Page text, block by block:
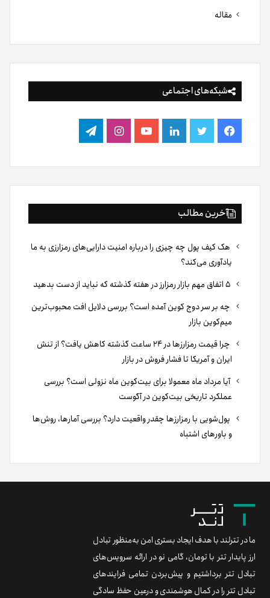
مقاله
شبکه‌های اجتماعی
فیس
بوک
توییتر لینکدینیوتیوباینستاگرام
تلگرام
آخرین مطالب
هک کیف پول چه چیزی را درباره امنیت دارایی‌های رمزارزی به ما
یادآوری می‌کند؟
چه بر سر دوج کوین آمده است؟ بررسی دلایل افت محبوب‌ترین
میم‌کوین بازار
چرا قیمت رمزارزها در ۲۴ ساعت گذشته کاهش یافت؟ از تنش
ایران و آمریکا تا فشار فروش در بازار
آیا مرداد ماه معمولا برای بیت‌کوین ماه نزولی است؟ بررسی
عملکرد تاریخی بیت‌کوین در آگوست
پول‌شویی با رمزارزها چقدر واقعیت دارد؟ بررسی آمارها، روش‌ها
و باورهای اشتباه
ما در تترلند با هدف ایجاد بستری امن به‌منظور تبادل
ارز پایدار تتر با تومان، گامی نو در ارائه سرویس‌های
تبادل تتر برداشتیم و پیش‌بردن تمامی فرایندهای
تبادل تتر را در کمال هوشمندی و درعین حفظ سادگی